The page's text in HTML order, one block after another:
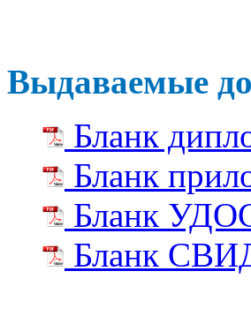
Выдаваемые
Бланк
Бланк
Бланк
Бланк